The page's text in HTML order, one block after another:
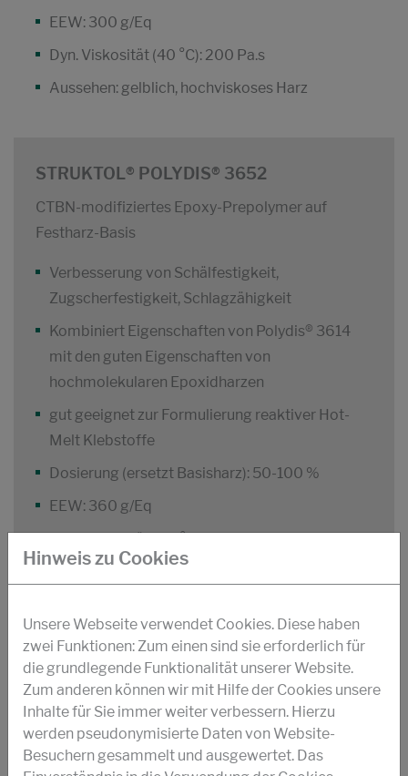
EEW: 300 g/Eq
Dyn. Viskosität (40 °C): 200 Pa.s
Aussehen: gelblich, hochviskoses Harz
STRUKTOL® POLYDIS® 3652
CTBN-modifiziertes Epoxy-Prepolymer auf
Festharz-Basis
Verbesserung von Schälfestigkeit,
Zugscherfestigkeit, Schlagzähigkeit
Kombiniert Eigenschaften von Polydis® 3614
mit den guten Eigenschaften von
hochmolekularen Epoxidharzen
gut geeignet zur Formulierung reaktiver Hot-
Melt Klebstoffe
Dosierung (ersetzt Basisharz): 50-100 %
EEW: 360 g/Eq
STRUKTOL® POLYDIS® 3691
Nitrilkautschuk-modifiziertes Epoxidharz
(DGEBF)
Anwendung in Klebstoffen zur Verbesserung
Hinweis zu Cookies
Unsere Webseite verwendet Cookies. Diese haben
zwei Funktionen: Zum einen sind sie erforderlich für
die grundlegende Funktionalität unserer Website.
Zum anderen können wir mit Hilfe der Cookies unsere
Inhalte für Sie immer weiter verbessern. Hierzu
werden pseudonymisierte Daten von Website-
Besuchern gesammelt und ausgewertet. Das